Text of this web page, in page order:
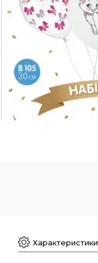
Характеристики